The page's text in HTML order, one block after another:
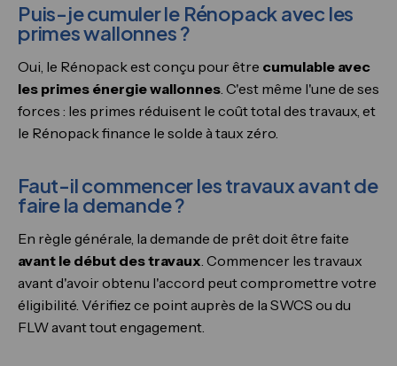
Puis-je cumuler le Rénopack avec les
primes wallonnes ?
Oui, le Rénopack est conçu pour être cumulable avec
les primes énergie wallonnes. C'est même l'une de ses
forces : les primes réduisent le coût total des travaux, et
le Rénopack finance le solde à taux zéro.
Faut-il commencer les travaux avant de
faire la demande ?
En règle générale, la demande de prêt doit être faite
avant le début des travaux. Commencer les travaux
avant d'avoir obtenu l'accord peut compromettre votre
éligibilité. Vérifiez ce point auprès de la SWCS ou du
FLW avant tout engagement.